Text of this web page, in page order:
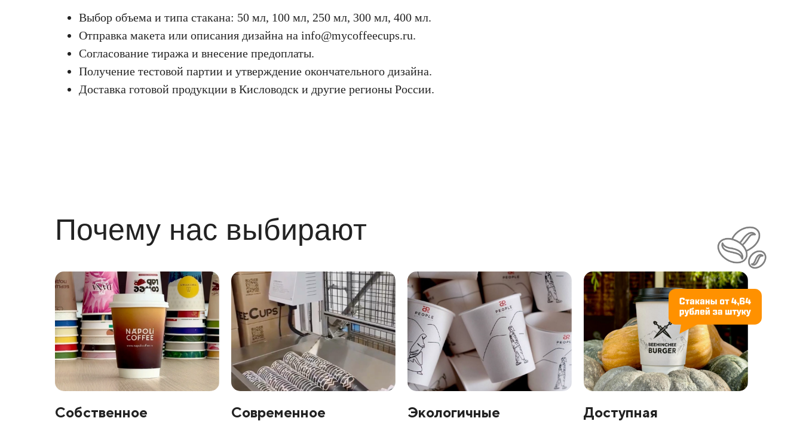
Выбор объема и типа стакана: 50 мл, 100 мл, 250 мл, 300 мл, 400 мл.
Отправка макета или описания дизайна на info@mycoffeecups.ru.
Согласование тиража и внесение предоплаты.
Получение тестовой партии и утверждение окончательного дизайна.
Доставка готовой продукции в Кисловодск и другие регионы России.
Почему нас выбирают
Собственное
Современное
Экологичные
Доступная